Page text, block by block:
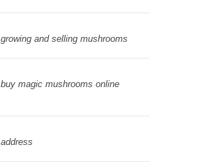
growing and selling mushrooms​
buy magic mushrooms online
address